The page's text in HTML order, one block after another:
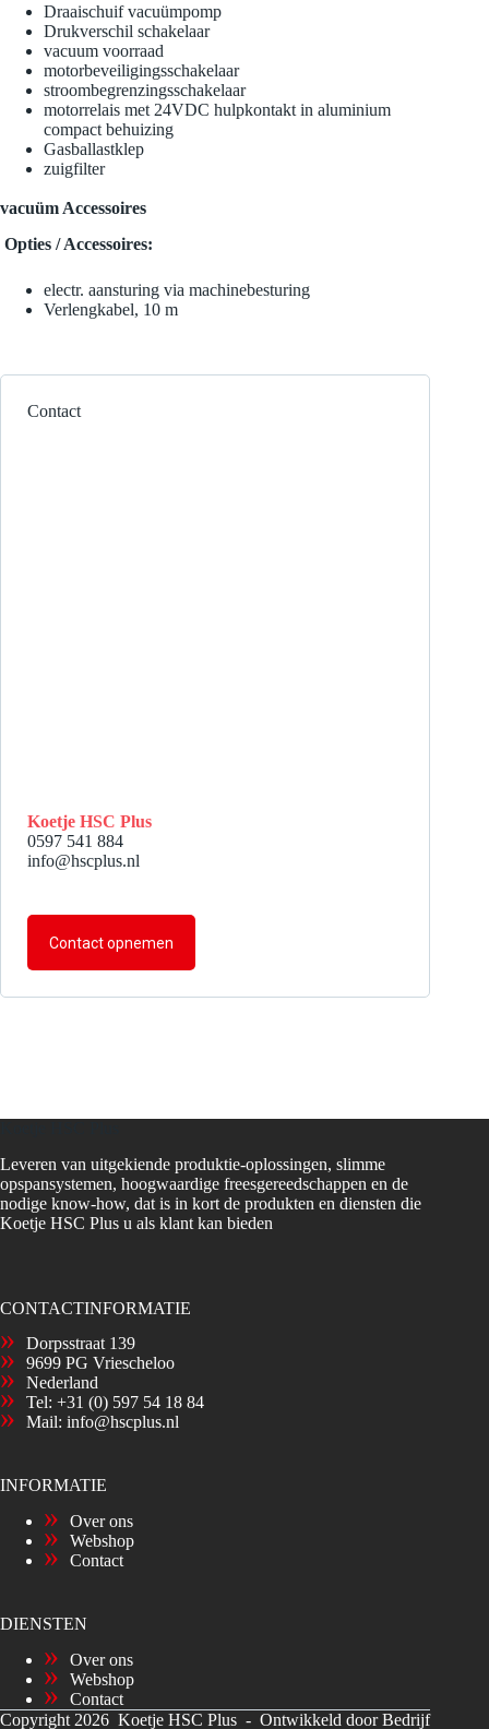
Draaischuif vacuümpomp
Drukverschil schakelaar
vacuum voorraad
motorbeveiligingsschakelaar
stroombegrenzingsschakelaar
motorrelais met 24VDC hulpkontakt in aluminium
compact behuizing
Gasballastklep
zuigfilter
vacuüm Accessoires
Opties / Accessoires:
electr. aansturing via machinebesturing
Verlengkabel, 10 m
Contact
Koetje HSC Plus
0597 541 884
info@hscplus.nl
Contact opnemen
Leveren van uitgekiende produktie-oplossingen, slimme
opspansystemen, hoogwaardige freesgereedschappen en de
nodige know-how, dat is in kort de produkten en diensten die
Koetje HSC Plus u als klant kan bieden
CONTACTINFORMATIE
Dorpsstraat 139
9699 PG Vriescheloo
Nederland
Tel: +31 (0) 597 54 18 84
Mail: info@hscplus.nl
INFORMATIE
Over ons
Webshop
Contact
DIENSTEN
Over ons
Webshop
Contact
Copyright 2026 Koetje HSC Plus - Ontwikkeld door Bedrijf